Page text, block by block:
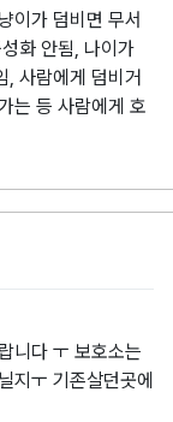
이가 덤비면 무서
화 안됨, 나이가
, 사람에게 덤비거
는 등 사람에게 호
니다 ㅜ 보호소는
지ㅜ 기존살던곳에